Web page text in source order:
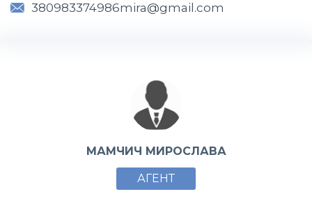
380983374986mira@gmail.com
МАМЧИЧ МИРОСЛАВА
АГЕНТ